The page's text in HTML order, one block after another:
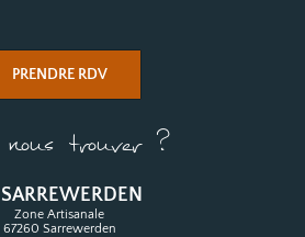
PRENDRE RDV
trouver ?
SARREWERDEN
Zone Artisanale
67260 Sarrewerden